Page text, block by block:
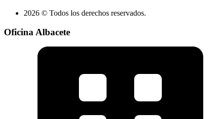
2026 © Todos los derechos reservados.
Oficina Albacete